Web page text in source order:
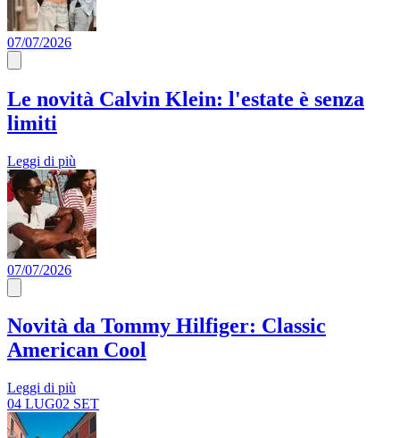
07/07/2026
Le novità Calvin Klein: l'estate è senza
limiti
Leggi di più
07/07/2026
Novità da Tommy Hilfiger: Classic
American Cool
Leggi di più
04 LUG02 SET